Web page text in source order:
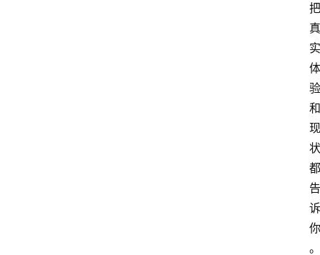
把
真
实
体
验
和
现
状
都
告
诉
你
。